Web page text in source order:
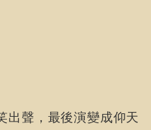
出聲，最後演變成仰天